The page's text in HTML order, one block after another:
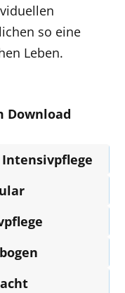
so eine
Leben.
Download